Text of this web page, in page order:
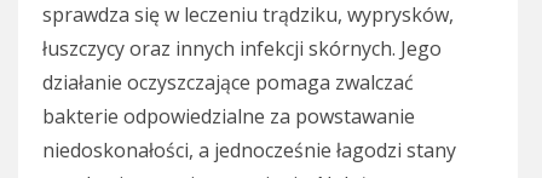
sprawdza się w leczeniu trądziku, wyprysków,
łuszczycy oraz innych infekcji skórnych. Jego
działanie oczyszczające pomaga zwalczać
bakterie odpowiedzialne za powstawanie
niedoskonałości, a jednocześnie łagodzi stany